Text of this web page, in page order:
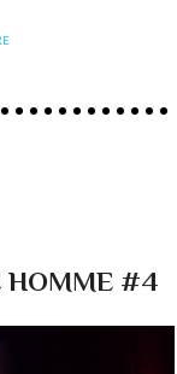
HOMME #4